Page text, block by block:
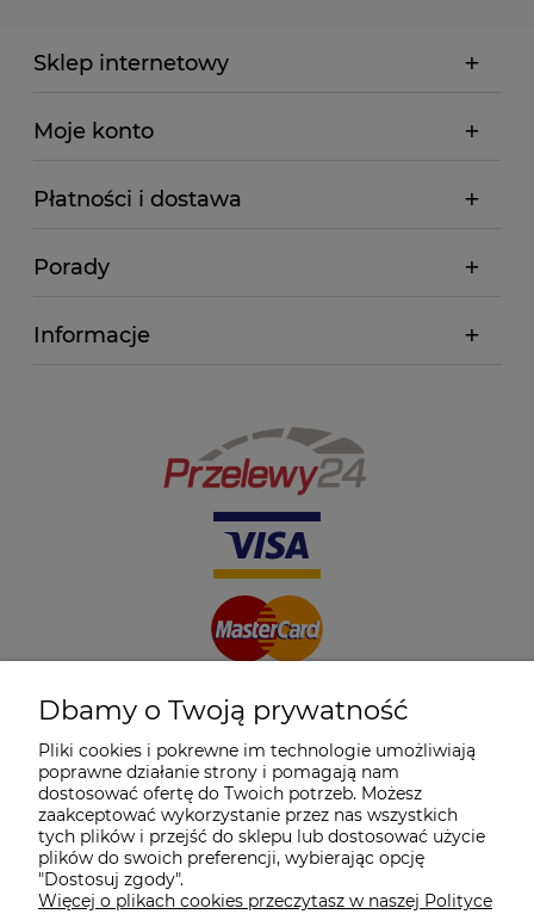
Sklep internetowy
Moje konto
Płatności i dostawa
Porady
Informacje
Dbamy o Twoją prywatność
Pliki cookies i pokrewne im technologie umożliwiają
poprawne działanie strony i pomagają nam
dostosować ofertę do Twoich potrzeb. Możesz
zaakceptować wykorzystanie przez nas wszystkich
tych plików i przejść do sklepu lub dostosować użycie
plików do swoich preferencji, wybierając opcję
"Dostosuj zgody".
Więcej o plikach cookies przeczytasz w naszej Polityce